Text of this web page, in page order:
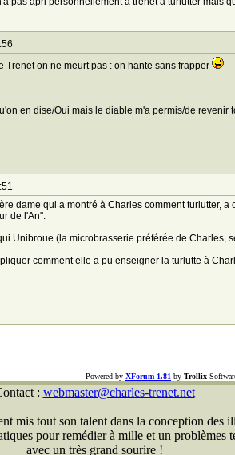
Trenet on ne meurt pas : on hante sans frapper
en dise/Oui mais le diable m'a permis/de revenir
dame qui a montré à Charles comment turlutter,
de l'An".
Unibroue (la microbrasserie préférée de
comment elle a pu enseigner la turlutte à
Powered by XForum 1.81 by Trollix
: webmaster@charles-trenet.net
mis tout son talent dans la conception des
pour remédier à mille et un
avec un très grand sourire !